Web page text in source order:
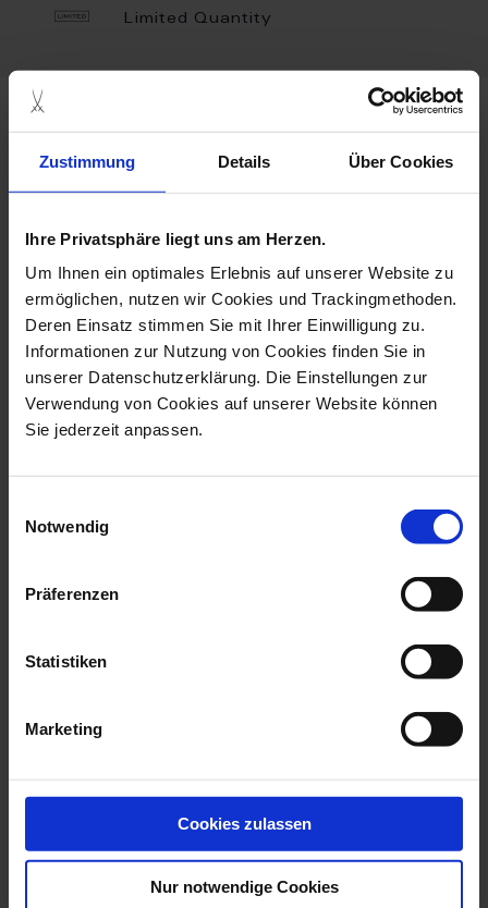
Zustimmung Details Über Cookies
Ihre Privatsphäre liegt uns am Herzen.
Um Ihnen ein optimales Erlebnis auf unserer Website zu
ermöglichen, nutzen wir Cookies und Trackingmethoden.
Deren Einsatz stimmen Sie mit Ihrer Einwilligung zu.
Informationen zur Nutzung von Cookies finden Sie in
unserer Datenschutzerklärung. Die Einstellungen zur
Verwendung von Cookies auf unserer Website können
Sie jederzeit anpassen.
Notwendig
Präferenzen
Statistiken
Marketing
Cookies zulassen
Nur notwendige Cookies
Limited Quantity
masterworks collection
$34,419.00
Available